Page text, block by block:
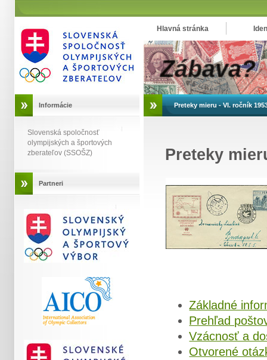
Informácie
Slovenská spoločnosť
olympijských a športových
zberateľov (SSOŠZ)
Partneri
Hlavná stránka
Preteky mieru - VI. ročník
Preteky
Základné
Prehľad
Vzácnosť a
Otvorené